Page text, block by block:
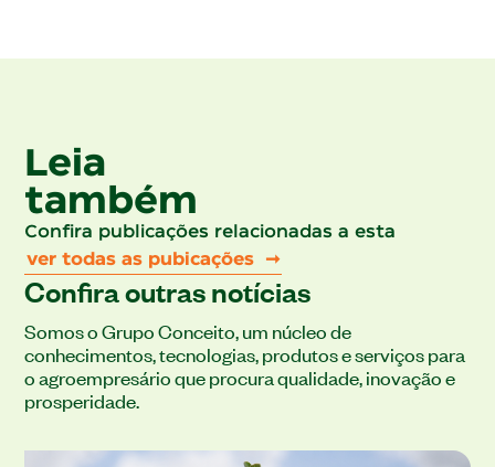
Leia
também
Confira publicações relacionadas a esta
ver todas as pubicações ➞
Confira outras notícias
Somos o Grupo Conceito, um núcleo de
conhecimentos, tecnologias, produtos e serviços para
o agroempresário que procura qualidade, inovação e
prosperidade.